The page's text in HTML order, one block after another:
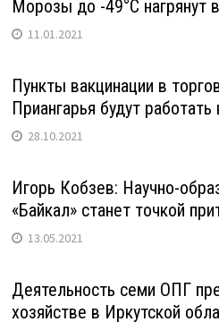
Морозы до -49°С нагрянут
11.01.2021
Пункты вакцинации в
Приангарья будут
28.10.2021
Игорь Кобзев: Научно-
«Байкал» станет точкой
13.05.2021
Деятельность семи ОПГ
хозяйстве в Иркутской